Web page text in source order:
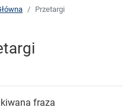
Przetargi
fraza